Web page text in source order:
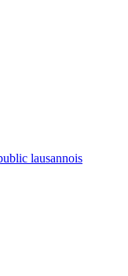
lausannois